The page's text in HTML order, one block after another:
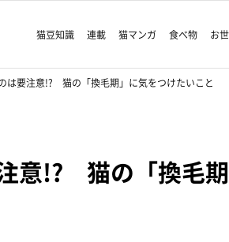
猫豆知識 連載 猫マンガ 食べ物 お
は要注意!? 猫の「換毛期」に気をつけたいこと
意!? 猫の「換毛